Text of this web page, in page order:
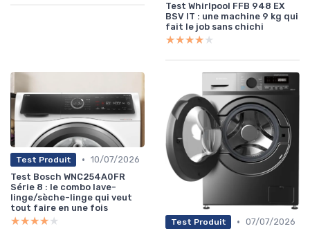
Test Whirlpool FFB 948 EX
BSV IT : une machine 9 kg qui
fait le job sans chichi
★★★★★
★★★★★
Test Produit • 10/07/2026
Test Bosch WNC254A0FR
Série 8 : le combo lave-
linge/sèche-linge qui veut
tout faire en une fois
★★★★★
★★★★★ Test Produit • 07/07/2026